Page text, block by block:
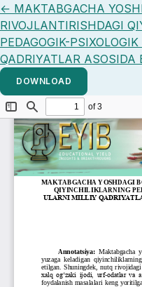
← Return to Article Details
MAKTABGACHA
RIVOJLANTIRISHDAGI
PEDAGOGIK-
QADRIYATLAR ASOSIDA
DOWNLOAD